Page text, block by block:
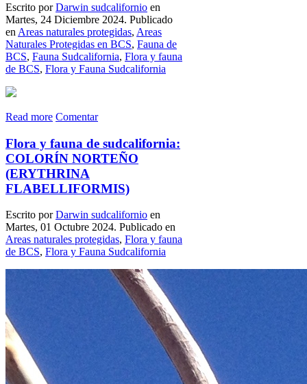
Escrito porDarwin sudcalifornio en
Martes, 24 Diciembre 2024. Publicado
en Areas naturales protegidas, Areas
Naturales Protegidas en BCS, Fauna de
BCS, Fauna Sudcalifornia, Flora y fauna
de BCS, Flora y Fauna Sudcalifornia
Read more Comentar
Flora y fauna de sudcalifornia:
COLORÍN NORTEÑO
(ERYTHRINA
FLABELLIFORMIS)
Escrito porDarwin sudcalifornio en
Martes, 01 Octubre 2024. Publicado en
Areas naturales protegidas, Flora y fauna
de BCS, Flora y Fauna Sudcalifornia